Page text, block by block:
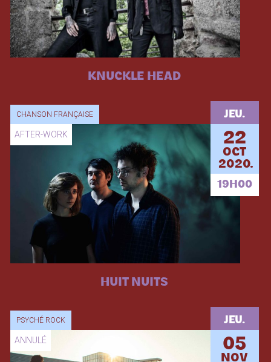
KNUCKLE HEAD
CHANSON FRANÇAISE
AFTER-WORK
JEU.
22
OCT
2020.
19H00
HUIT NUITS
PSYCHÉ ROCK
ANNULÉ
JEU.
05
NOV